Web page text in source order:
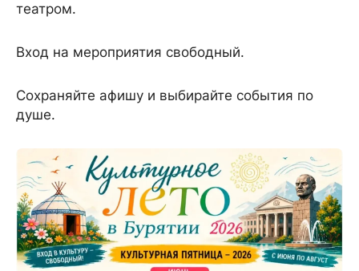
театром.
Вход на мероприятия свободный.
Сохраняйте афишу и выбирайте события по
душе.